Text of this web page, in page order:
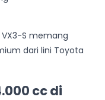
S memang
dari lini Toyota
cc di